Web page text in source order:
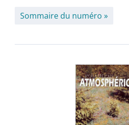
Sommaire du numéro